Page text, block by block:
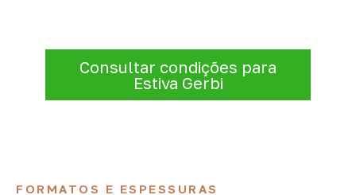
Consultar condições para
Estiva Gerbi
FORMATOS E ESPESSURAS